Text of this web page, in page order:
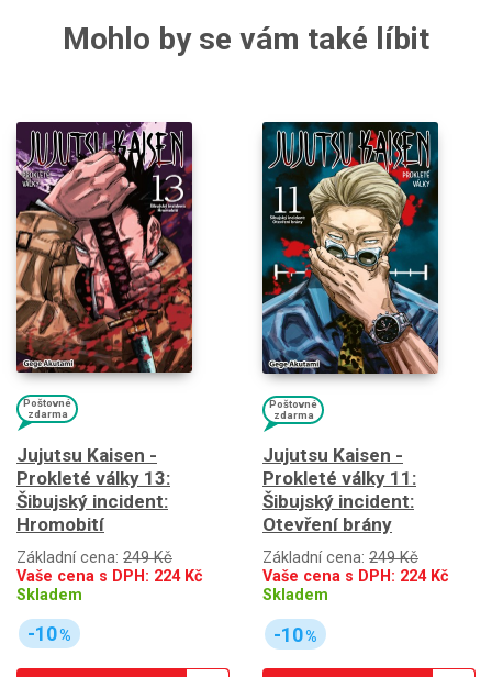
Mohlo by se vám také líbit
Poštovné
zdarma
Jujutsu Kaisen -
Prokleté války 13:
Šibujský incident:
Hromobití
Základní cena: 249 Kč
Vaše cena s DPH: 224Kč
Skladem
-10%
Poštovné
zdarma
Jujutsu Kaisen -
Prokleté války 11:
Šibujský incident:
Otevření brány
Základní cena: 249 Kč
Vaše cena s DPH: 224Kč
Skladem
-10%